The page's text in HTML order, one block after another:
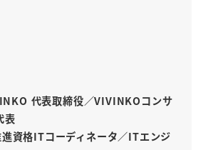
代表取締役／VIVINKOコンサ
表
資格ITコーディネータ／ITエンジ